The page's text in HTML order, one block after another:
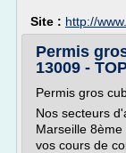
Site : http://
Permis
13009 -
Permis gros
Nos secteurs
Marseille
vos cours de